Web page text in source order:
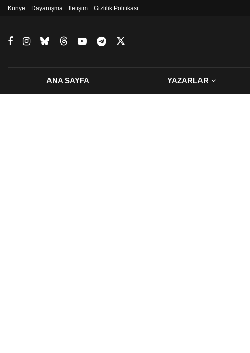
Künye Dayanışma İletişim Gizlilik Politikası
ANA SAYFA YAZARLAR